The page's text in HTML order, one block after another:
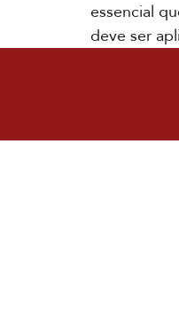
essencial
deve ser